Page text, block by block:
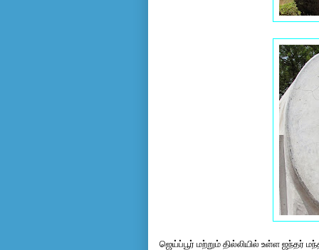
ஜெய்ப்பூர் மற்றும் தில்லியில் உள்ள